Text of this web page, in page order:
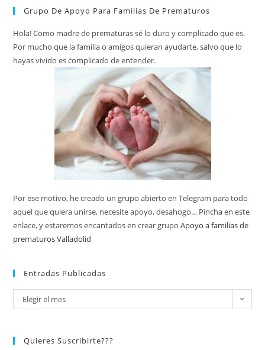
Grupo De Apoyo Para Familias De Prematuros
Hola! Como madre de prematuras sé lo duro y complicado que es.
Por mucho que la familia o amigos quieran ayudarte, salvo que lo
hayas vivido es complicado de entender.
Por ese motivo, he creado un grupo abierto en Telegram para todo
aquel que quiera unirse, necesite apoyo, desahogo… Pincha en este
enlace, y estaremos encantados en crear grupoApoyo a familias de
prematuros Valladolid
Entradas Publicadas
Elegir el mes
Quieres Suscribirte???